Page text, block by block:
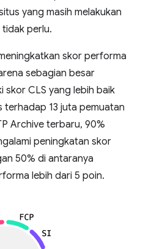
yang masih melakukan
perlu.
skor performa
sebagian besar
skor CLS yang lebih baik
terhadap 13 juta pemuatan
Archive terbaru, 90%
peningkatan skor
50% di antaranya
lebih dari 5 poin.